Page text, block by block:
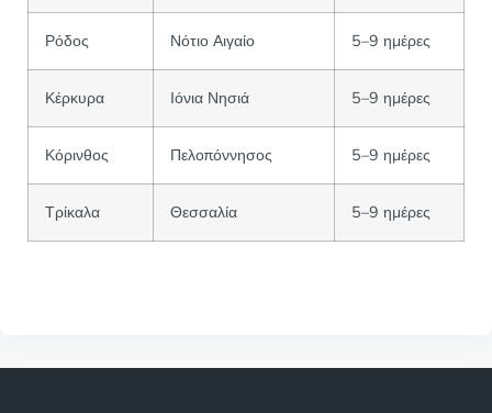
Ρόδος Νότιο Αιγαίο 5–9 ημέρες
Κέρκυρα Ιόνια Νησιά 5–9 ημέρες
Κόρινθος Πελοπόννησος 5–9 ημέρες
Τρίκαλα Θεσσαλία 5–9 ημέρες